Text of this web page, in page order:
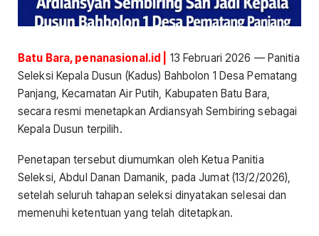
Batu Bara, penanasional.id |
13 Februari 2026 — Panitia
Seleksi Kepala Dusun (Kadus) Bahbolon 1 Desa Pematang
Panjang, Kecamatan Air Putih, Kabupaten Batu Bara,
secara resmi menetapkan Ardiansyah Sembiring sebagai
Kepala Dusun terpilih.
Penetapan tersebut diumumkan oleh Ketua Panitia
Seleksi, Abdul Danan Damanik, pada Jumat (13/2/2026),
setelah seluruh tahapan seleksi dinyatakan selesai dan
memenuhi ketentuan yang telah ditetapkan.